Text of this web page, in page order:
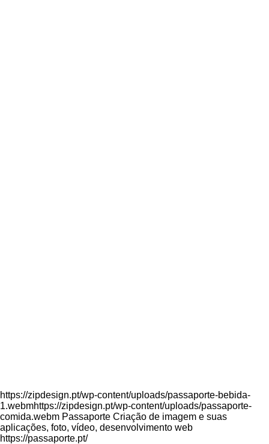
https://zipdesign.pt/wp-content/uploads/passaporte-bebida-
1.webmhttps://zipdesign.pt/wp-content/uploads/passaporte-
comida.webm Passaporte Criação de imagem e suas
aplicações, foto, vídeo, desenvolvimento web
https://passaporte.pt/